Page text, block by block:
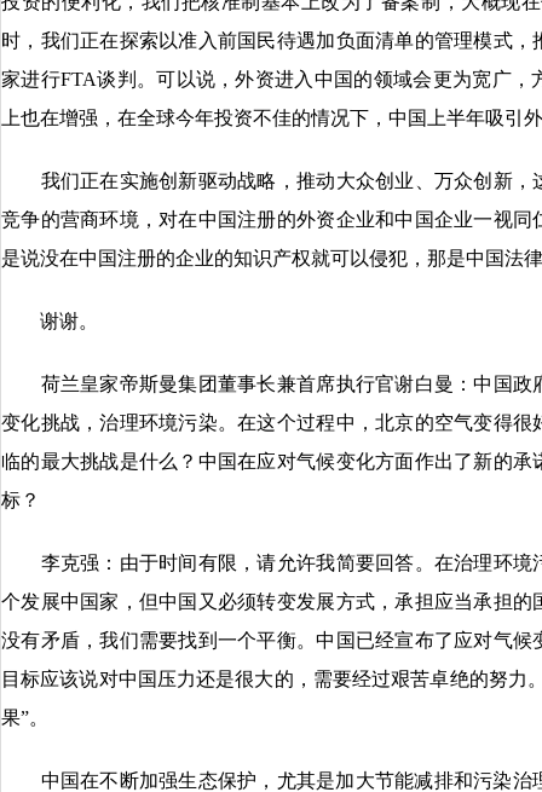
时，我们正在探索以准入前国民待遇加负面清单的管理模式
家进行FTA谈判。可以说，外资进入中国的领域会更为宽广
上也在增强，在全球今年投资不佳的情况下，中国上半年吸引
我们正在实施创新驱动战略，推动大众创业、万众创新，
竞争的营商环境，对在中国注册的外资企业和中国企业一视
是说没在中国注册的企业的知识产权就可以侵犯，那是中国法
谢谢。
荷兰皇家帝斯曼集团董事长兼首席执行官谢白曼：中国政
变化挑战，治理环境污染。在这个过程中，北京的空气变得
临的最大挑战是什么？中国在应对气候变化方面作出了新的
标？
李克强：由于时间有限，请允许我简要回答。在治理环境
个发展中国家，但中国又必须转变发展方式，承担应当承担
没有矛盾，我们需要找到一个平衡。中国已经宣布了应对气
目标应该说对中国压力还是很大的，需要经过艰苦卓绝的努力
果”。
中国在不断加强生态保护，尤其是加大节能减排和污染治